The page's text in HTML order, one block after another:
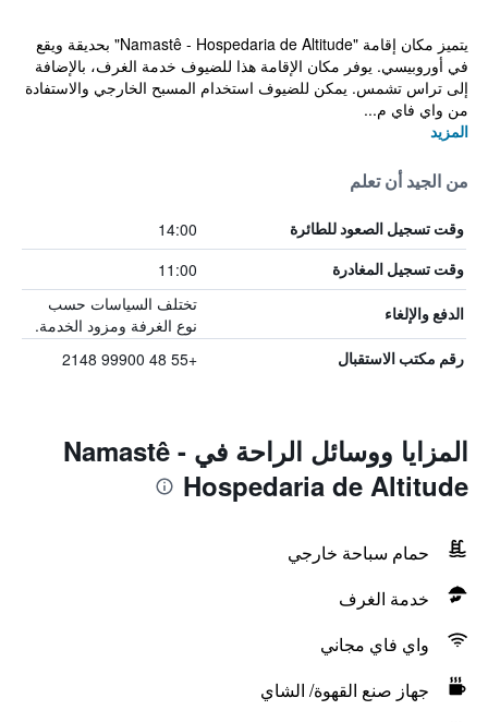
يتميز مكان إقامة "Namastê - Hospedaria de Altitude" بحديقة ويقع
في أوروبيسي. يوفر مكان الإقامة هذا للضيوف خدمة الغرف، بالإضافة
إلى تراس تشمس. يمكن للضيوف استخدام المسبح الخارجي والاستفادة
من واي فاي م...
المزيد
من الجيد أن تعلم
وقت تسجيل الصعود للطائرة 14:00
وقت تسجيل المغادرة 11:00
الدفع والإلغاء
تختلف السياسات حسب
نوع الغرفة ومزود الخدمة.
رقم مكتب الاستقبال +55 48 99900 2148
المزايا ووسائل الراحة في Namastê -
Hospedaria de Altitude
حمام سباحة خارجي
خدمة الغرف
واي فاي مجاني
جهاز صنع القهوة/ الشاي